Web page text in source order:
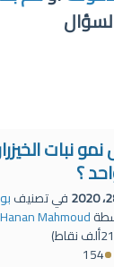
نبات
؟
في تصنيف
Hanan Mahmoud
نقاط)
154